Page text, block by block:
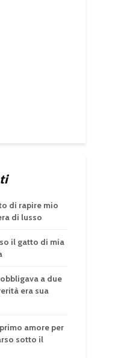
di rapire mio
di lusso
il gatto di mia
a due
era sua
amore per
sotto il